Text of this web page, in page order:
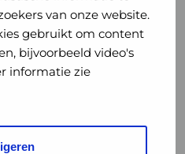
van onze website.
gebruikt om content
bijvoorbeeld video's
informatie zie